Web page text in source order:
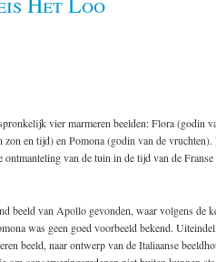
vier marmeren beelden: Flora (godin
en tijd) en Pomona (godin van de vruchten).
van de tuin in de tijd van de
beeld van Apollo gevonden, waar volgens de
was geen goed voorbeeld bekend.
beeld, naar ontwerp van de Italiaanse